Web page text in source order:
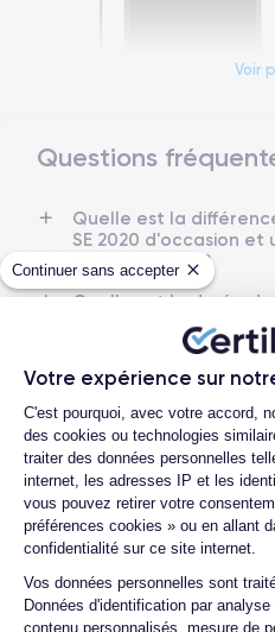
Continuer sans accepter
Votre expérience sur
Plateforme de
C'est pourquoi, avec votre accord,
des cookies ou technologies
traiter des données personnelles
internet, les adresses IP et les
vous pouvez retirer votre
préférences cookies » ou en allant
confidentialité sur ce site internet.
Vos données personnelles sont
Données d'identification par
contenu personnalisés, mesure de
Axeptio
Dimensions et
Date de sortie
15/04/2020
Dimensions
Écran
IPS LCD 4.7 pouces
RAM
3 GO
Nom de la puce
Apple A13 Bionic
Nom GPU
Voir
Questions
Quelle est la
SE 2020 d'occasion et
reconditionné ?
Quelle est la durée de
2020 reconditionné ?
casse due à des
Quelles sont les
les batteries ?
Quels sont les
commande ?
Quelles garanties
Quels sont vos modes